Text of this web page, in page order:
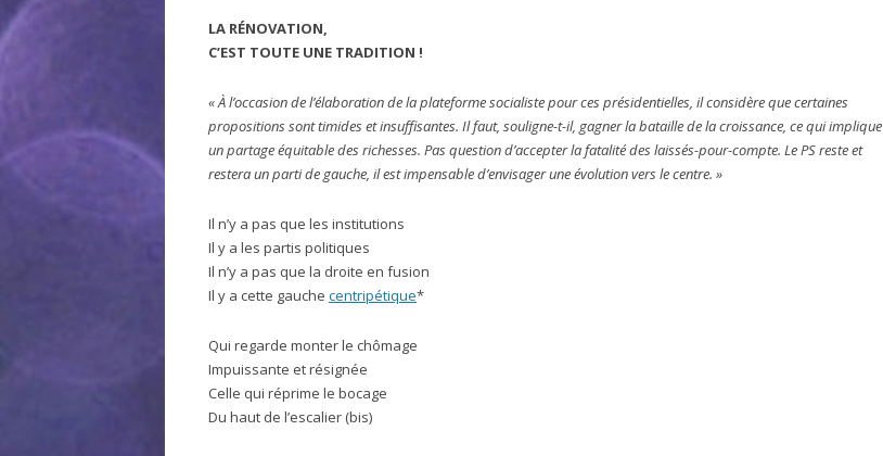
LA RÉNOVATION,
C’EST TOUTE UNE TRADITION !
« À l’occasion de l’élaboration de la plateforme socialiste pour ces présidentielles, il considère que certaines
propositions sont timides et insuffisantes. Il faut, souligne-t-il, gagner la bataille de la croissance, ce qui implique
un partage équitable des richesses. Pas question d’accepter la fatalité des laissés-pour-compte. Le PS reste et
restera un parti de gauche, il est impensable d’envisager une évolution vers le centre. »
Il n’y a pas que les institutions
Il y a les partis politiques
Il n’y a pas que la droite en fusion
Il y a cette gauche centripétique*
Qui regarde monter le chômage
Impuissante et résignée
Celle qui réprime le bocage
Du haut de l’escalier (bis)